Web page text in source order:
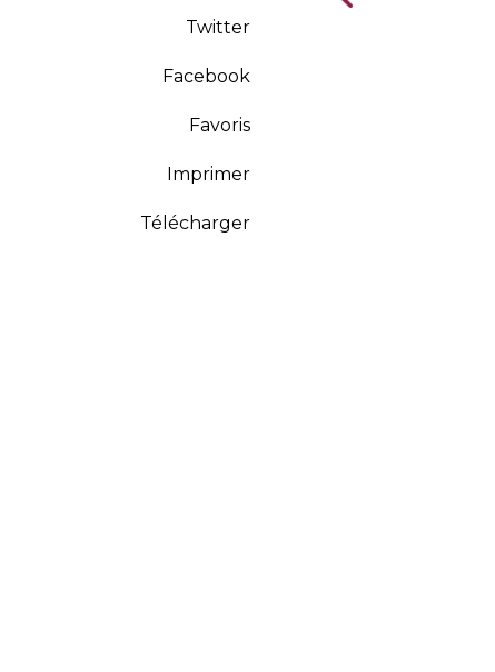
Twitter
Facebook
Favoris
Imprimer
Télécharger